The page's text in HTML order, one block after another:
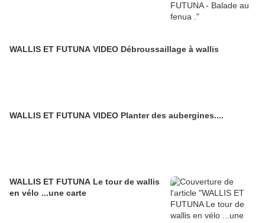
WALLIS ET FUTUNA VIDEO Débroussaillage à wallis
WALLIS ET FUTUNA VIDEO Planter des aubergines....
WALLIS ET FUTUNA Le tour de wallis
en vélo ...une carte